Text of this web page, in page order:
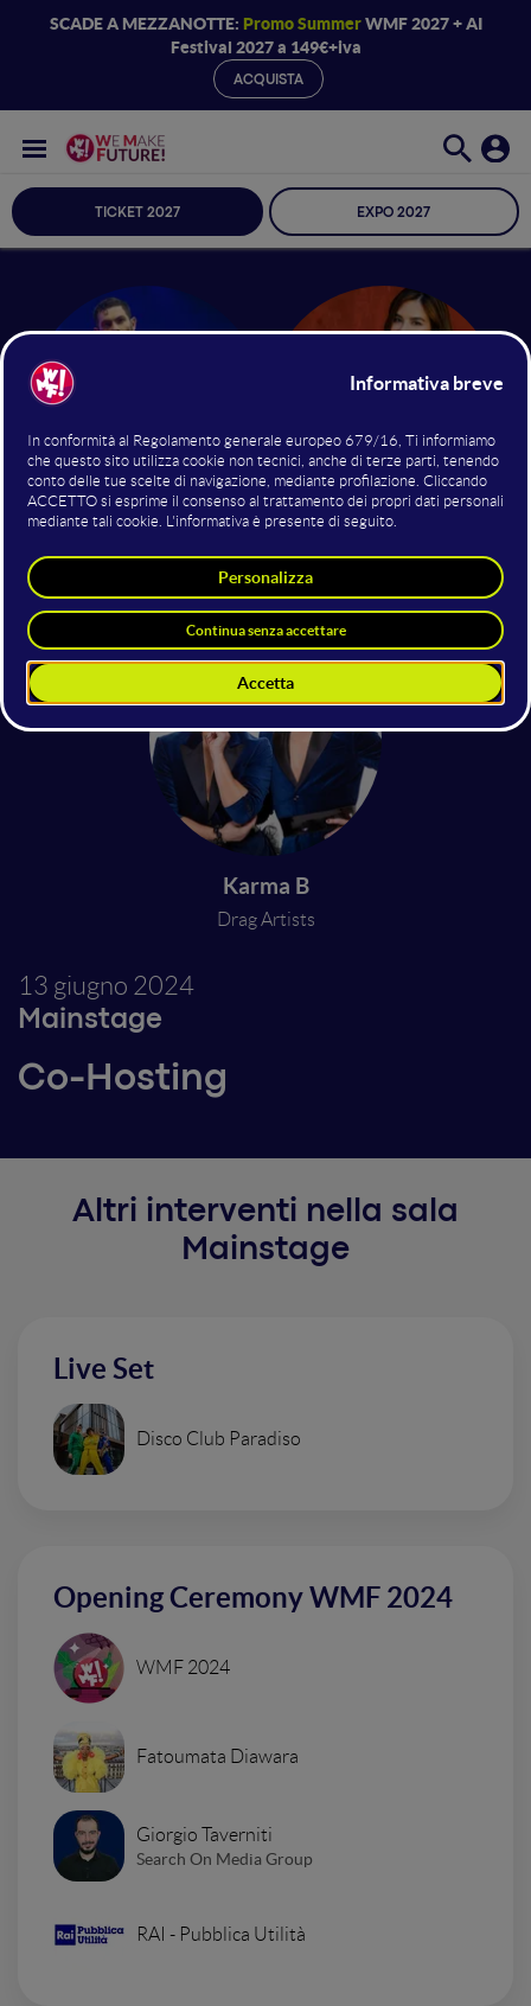
SCADE A MEZZANOTTE: Promo SummerWMF 2027 + AI
Festival 2027 a 149€+iva
ACQUISTA
TICKET 2027 EXPO 2027
WMF - We Make Future
Karma B
Drag Artists
13 giugno 2024
Mainstage
Co-Hosting
Altri interventi nella sala
Mainstage
Live Set
Disco Club Paradiso
Opening Ceremony WMF 2024
WMF 2024
Fatoumata Diawara
Giorgio Taverniti
Search On Media Group
RAI - Pubblica Utilità